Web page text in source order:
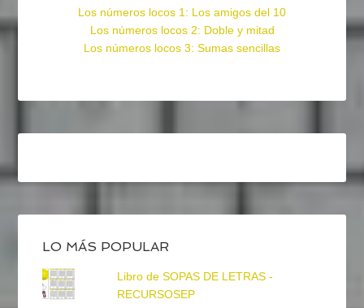
Los números locos 1: Los amigos del 10
Los números locos 2: Doble y mitad
Los números locos 3: Sumas sencillas
LO MÁS POPULAR
Libro de SOPAS DE LETRAS -
RECURSOSEP